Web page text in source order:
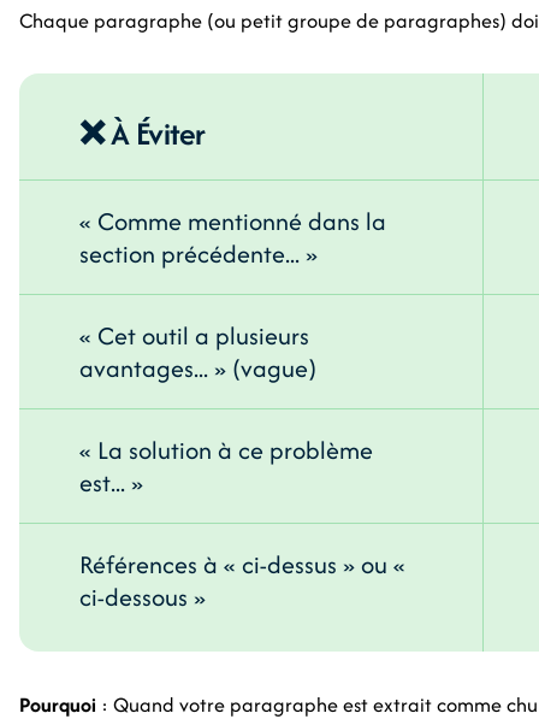
Chaque paragraphe (ou petit groupe de paragraphes)
❌ À Éviter
« Comme mentionné dans la
section précédente... »
« Cet outil a plusieurs
avantages... » (vague)
« La solution à ce problème
est... »
Références à « ci-dessus » ou «
ci-dessous »
Pourquoi : Quand votre paragraphe est extrait comme